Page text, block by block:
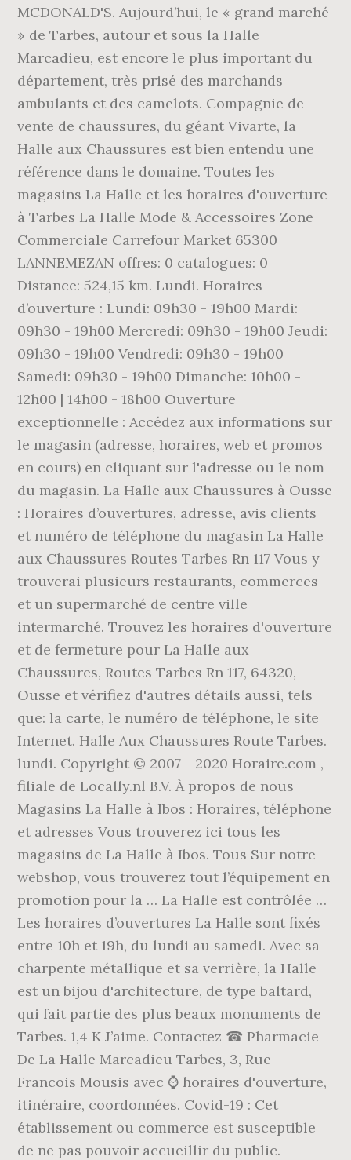
MCDONALD'S. Aujourd’hui, le « grand marché
» de Tarbes, autour et sous la Halle
Marcadieu, est encore le plus important du
département, très prisé des marchands
ambulants et des camelots. Compagnie de
vente de chaussures, du géant Vivarte, la
Halle aux Chaussures est bien entendu une
référence dans le domaine. Toutes les
magasins La Halle et les horaires d'ouverture
à Tarbes La Halle Mode & Accessoires Zone
Commerciale Carrefour Market 65300
LANNEMEZAN offres: 0 catalogues: 0
Distance: 524,15 km. Lundi. Horaires
d’ouverture : Lundi: 09h30 - 19h00 Mardi:
09h30 - 19h00 Mercredi: 09h30 - 19h00 Jeudi:
09h30 - 19h00 Vendredi: 09h30 - 19h00
Samedi: 09h30 - 19h00 Dimanche: 10h00 -
12h00 | 14h00 - 18h00 Ouverture
exceptionnelle : Accédez aux informations sur
le magasin (adresse, horaires, web et promos
en cours) en cliquant sur l'adresse ou le nom
du magasin. La Halle aux Chaussures à Ousse
: Horaires d’ouvertures, adresse, avis clients
et numéro de téléphone du magasin La Halle
aux Chaussures Routes Tarbes Rn 117 Vous y
trouverai plusieurs restaurants, commerces
et un supermarché de centre ville
intermarché. Trouvez les horaires d'ouverture
et de fermeture pour La Halle aux
Chaussures, Routes Tarbes Rn 117, 64320,
Ousse et vérifiez d'autres détails aussi, tels
que: la carte, le numéro de téléphone, le site
Internet. Halle Aux Chaussures Route Tarbes.
lundi. Copyright © 2007 - 2020 Horaire.com ,
filiale de Locally.nl B.V. À propos de nous
Magasins La Halle à Ibos : Horaires, téléphone
et adresses Vous trouverez ici tous les
magasins de La Halle à Ibos. Tous Sur notre
webshop, vous trouverez tout l’équipement en
promotion pour la … La Halle est contrôlée …
Les horaires d’ouvertures La Halle sont fixés
entre 10h et 19h, du lundi au samedi. Avec sa
charpente métallique et sa verrière, la Halle
est un bijou d'architecture, de type baltard,
qui fait partie des plus beaux monuments de
Tarbes. 1,4 K J’aime. Contactez ☎ Pharmacie
De La Halle Marcadieu Tarbes, 3, Rue
Francois Mousis avec ⌚ horaires d'ouverture,
itinéraire, coordonnées. Covid-19 : Cet
établissement ou commerce est susceptible
de ne pas pouvoir accueillir du public.